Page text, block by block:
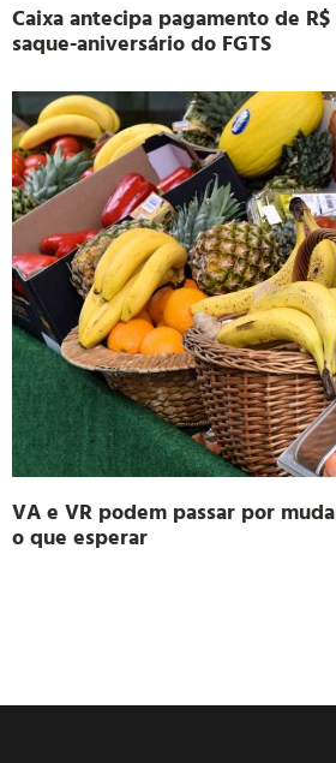
Caixa antecipa pagamento de
saque-aniversário do FGTS
VA e VR podem passar por
o que esperar